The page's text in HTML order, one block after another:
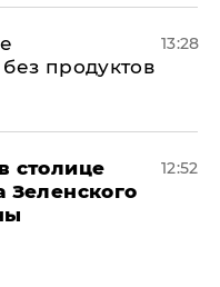
продуктов
13:28
столице
Зеленского
12:52